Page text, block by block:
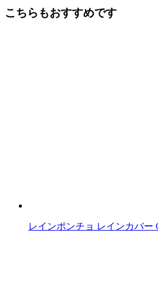
後
こちらもおすすめです
レインポンチョ レインカバー